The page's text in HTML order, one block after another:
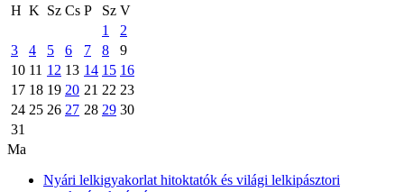
H K Sz Cs P Sz V
1
2
3
4 5 6 7 8
9
10 11 12 13 14 15 16
17 18 19 20 21 22 23
24 25 26 27 28 29 30
31
Ma
Nyári lelkigyakorlat hitoktatók és világi lelkipásztori